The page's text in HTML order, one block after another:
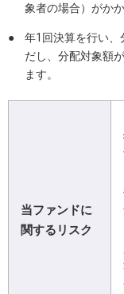
象者の場合）がかか
●
年1回決算を行い、
だし、分配対象額
ます。
当ファンドに
関するリスク